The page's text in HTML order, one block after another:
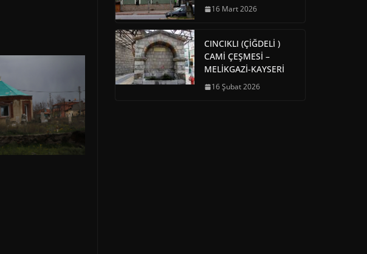
16 Mart 2026
CINCIKLI (ÇİĞDELİ )
CAMİ ÇEŞMESİ –
MELİKGAZİ-KAYSERİ
16 Şubat 2026